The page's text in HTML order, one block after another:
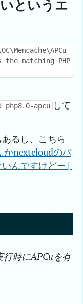
というエ
matching PHP
php8.0-apcu して
るし、こちら
かnextcloudのバ
んですけどー |
行時にAPCuを有